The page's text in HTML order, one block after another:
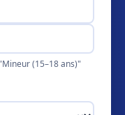
(15–18 ans)"